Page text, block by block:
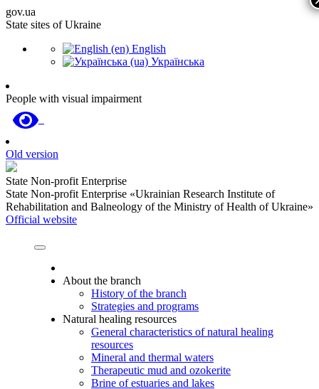
gov.ua
State sites of Ukraine
English
Українська
People with visual impairment
Old version
State Non-profit Enterprise
State Non-profit Enterprise «Ukrainian Research Institute of
Rehabilitation and Balneology of the Ministry of Health of Ukraine»
Official website
About the branch
History of the branch
Strategies and programs
Natural healing resources
General characteristics of natural healing
resources
Mineral and thermal waters
Therapeutic mud and ozokerite
Brine of estuaries and lakes